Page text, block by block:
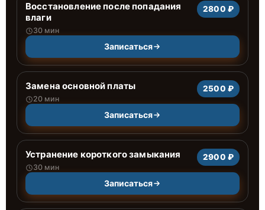
Восстановление после попадания
влаги
30 мин
2800 ₽
Записаться
Замена основной платы
20 мин
2500 ₽
Записаться
Устранение короткого замыкания
30 мин
2900 ₽
Записаться